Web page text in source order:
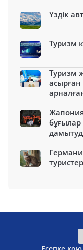
Үздік
Туризм
Туризм